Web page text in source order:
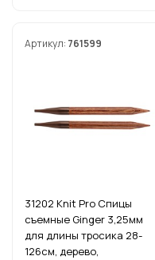
Артикул: 761599
31202 Knit Pro Спицы
съемные Ginger 3,25мм
для длины тросика 28-
126см, дерево,